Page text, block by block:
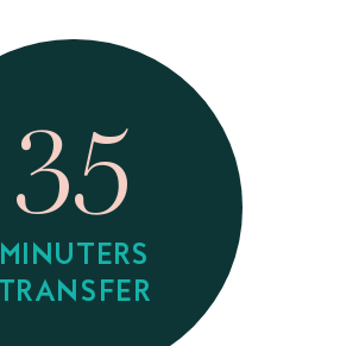
35
MINUTERS
TRANSFER